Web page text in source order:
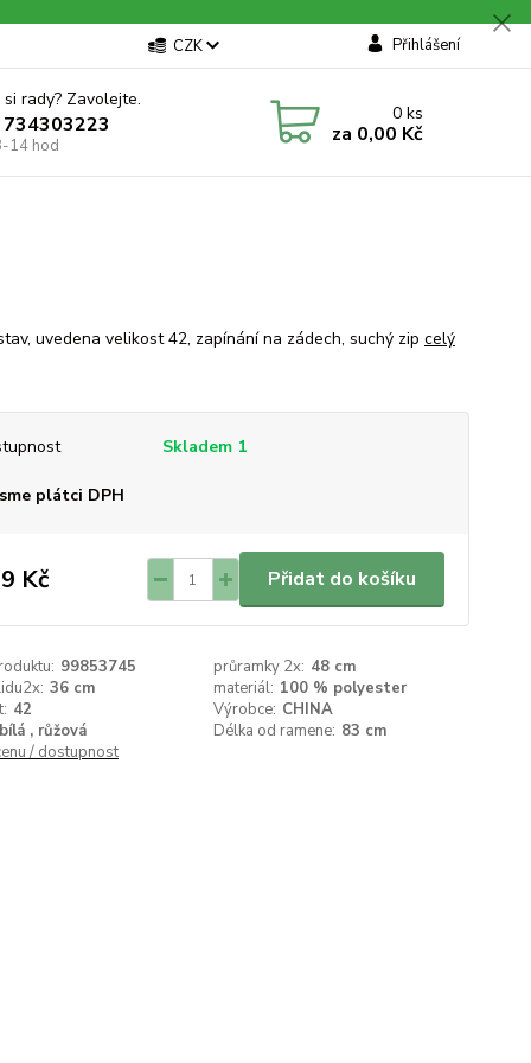
CZK Přihlášení
rady? Zavolejte.
14 hod
0ks
za 0,00 Kč
uvedena velikost 42, zapínání na zádech, suchý zip celý
Skladem 1
plátci DPH
Kč Přidat do košíku
99853745 průramky 2x: 48 cm
36 cm materiál: 100 % polyester
42 Výrobce: CHINA
bílá , růžová Délka od ramene: 83 cm
/ dostupnost